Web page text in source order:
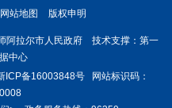
网站地图 版权申明
阿拉尔市人民政府 技术支撑：第一
中心
ICP备16003848号网站标识码：